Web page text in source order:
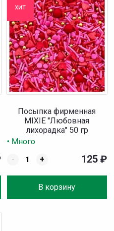
хит
Посыпка фирменная
MIXIE "Любовная
лихорадка" 50 гр
• Много
-
+
В корзину
125 ₽